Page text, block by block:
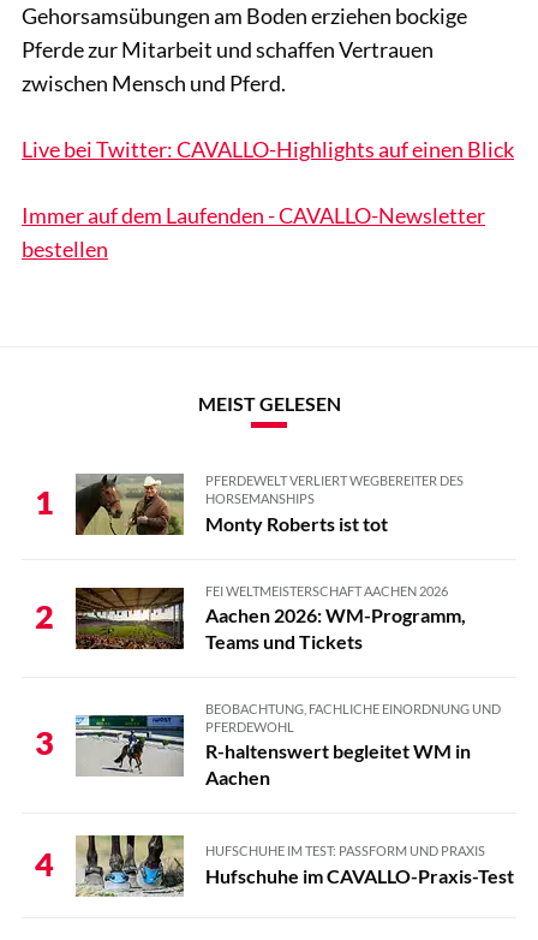
Gehorsamsübungen am Boden erziehen bockige
Pferde zur Mitarbeit und schaffen Vertrauen
zwischen Mensch und Pferd.
Live bei Twitter: CAVALLO-Highlights auf einen Blick
Immer auf dem Laufenden - CAVALLO-Newsletter
bestellen
MEIST GELESEN
1
PFERDEWELT VERLIERT WEGBEREITER DES
HORSEMANSHIPS
Monty Roberts ist tot
2
FEI WELTMEISTERSCHAFT AACHEN 2026
Aachen 2026: WM-Programm,
Teams und Tickets
3
BEOBACHTUNG, FACHLICHE EINORDNUNG UND
PFERDEWOHL
R-haltenswert begleitet WM in
Aachen
4 HUFSCHUHE IM TEST: PASSFORM UND PRAXIS
Hufschuhe im CAVALLO-Praxis-Test